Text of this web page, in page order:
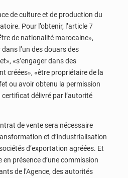
de culture et de production du
Pour l’obtenir, l’article 7
de nationalité marocaine»,
l’un des douars des
«s’engager dans des
créées», «être propriétaire de la
ou avoir obtenu la permission
délivré par l’autorité
de vente sera nécessaire
et d’industrialisation
d’exportation agréées. Et
présence d’une commission
de l’Agence, des autorités